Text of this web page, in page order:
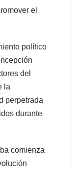
el
político
del
la
perpetrada
durante
comienza